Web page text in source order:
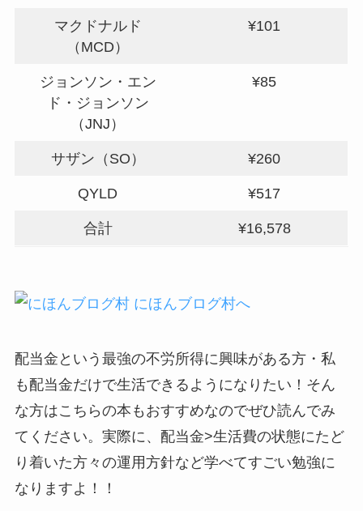
マクドナルド
（MCD）
¥101
ジョンソン・エン
ド・ジョンソン
（JNJ）
¥85
サザン（SO） ¥260
QYLD ¥517
合計 ¥16,578
配当金という最強の不労所得に興味がある方・私
も配当金だけで生活できるようになりたい！そん
な方はこちらの本もおすすめなのでぜひ読んでみ
てください。実際に、配当金>生活費の状態にたど
り着いた方々の運用方針など学べてすごい勉強に
なりますよ！！